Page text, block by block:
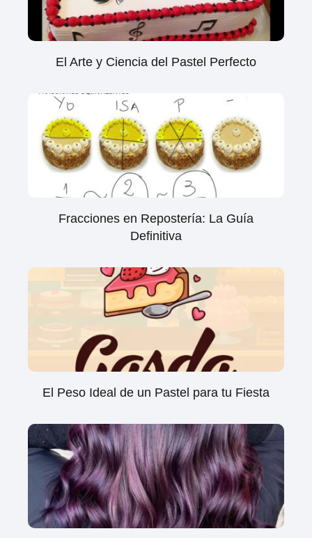
El Arte y Ciencia del Pastel Perfecto
Fracciones en Repostería: La Guía
Definitiva
El Peso Ideal de un Pastel para tu Fiesta